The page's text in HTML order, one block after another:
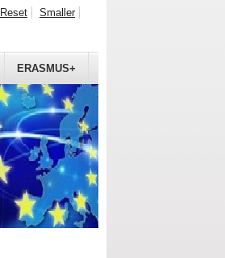
ERASMUS+
Reset Smaller